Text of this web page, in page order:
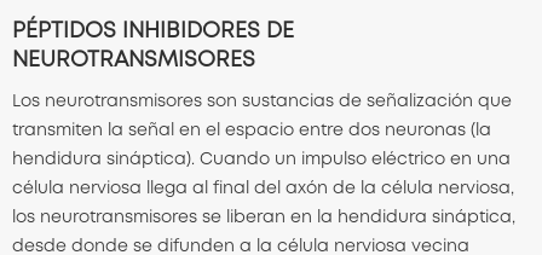
PÉPTIDOS INHIBIDORES DE
NEUROTRANSMISORES
Los neurotransmisores son sustancias de señalización que
transmiten la señal en el espacio entre dos neuronas (la
hendidura sináptica). Cuando un impulso eléctrico en una
célula nerviosa llega al final del axón de la célula nerviosa,
los neurotransmisores se liberan en la hendidura sináptica,
desde donde se difunden a la célula nerviosa vecina